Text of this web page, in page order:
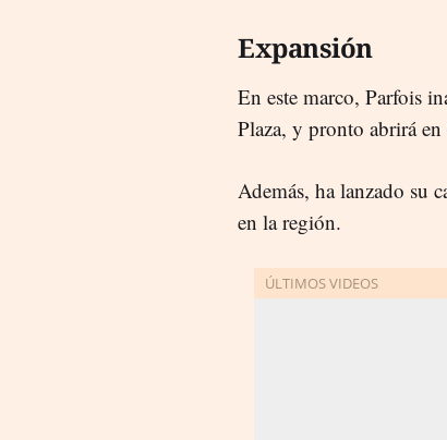
Expansión
En este marco, Parfois
Plaza, y pronto abrirá en
Además, ha lanzado su
en la región.